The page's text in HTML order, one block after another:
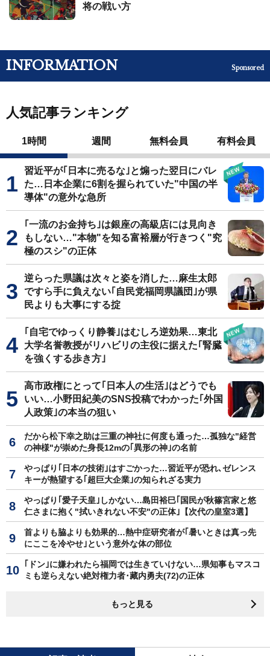
将の戦い方
INFORMATION Sponsored
人気記事ランキング
1時間 週間 無料会員 有料会員
習近平が｢日本に売るな｣と煽った翌日にバレ
た…日本企業に6割を握られていた"中国の半
導体"の意外な急所
｢一流のお金持ち｣は銀座の高級店には見向き
もしない…"本物"を知る富裕層が行きつく"究
極のスシ"の正体
逆らった県議は次々と姿を消した…麻生太郎
ですら手に負えない｢自民党福岡県議団｣が県
民よりも大事にする掟
｢自宅でゆっくり静養｣はむしろ逆効果…東北
大学名誉教授がリハビリの主役に据えた｢腎臓
を強くする歩き方｣
高市政権にとって｢日本人の生活｣はどうでも
いい…小野田紀美のSNS投稿でわかった｢外国
人政策｣の本当の狙い
だから松下幸之助は三重の神社に何度も通った…孤独な"経営
の神様"が崇めた身長12mの｢異形の神｣の名前
やっぱり｢日本の技術｣はすごかった…習近平が恐れ､ゼレンス
キーが熱望する｢超巨大企業｣の知られざる実力
やっぱり｢愛子天皇｣しかない…島田裕巳｢国民が秋篠宮家と悠
仁さまに抱く"拭いきれない不安"の正体｣【次代の皇室3選】
首よりも脇よりも効果的…熱中症研究者が｢暑いときは真っ先
にここを冷やせ｣という意外な体の部位
｢ドン｣に嫌われたら福岡では生きていけない…県知事もマスコ
ミも逆らえない絶対権力者･藏内勇夫(72)の正体
もっと見る